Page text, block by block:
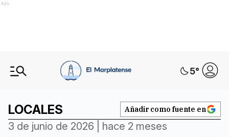
Ads
5°
LOCALES Añadir como fuente en
3 de junio de 2026 | hace 2 meses